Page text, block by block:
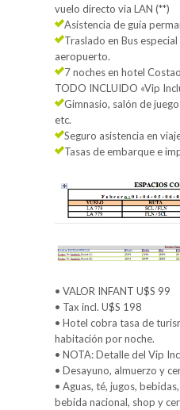
vuelo directo via LAN (**)
Asistencia de guía
Traslado en Bus
aeropuerto.
7 noches en hotel
TODO INCLUIDO «Vip
Gimnasio, salón de
etc.
Seguro asistencia en
Tasas de embarque e
• VALOR INFANT U$S 99
• Tax incl. U$S 198
• Hotel cobra tasa de
habitación por noche.
• NOTA: Detalle del Vip
• Desayuno, almuerzo y
• Aguas, té, jugos,
bebida nacional, shop y